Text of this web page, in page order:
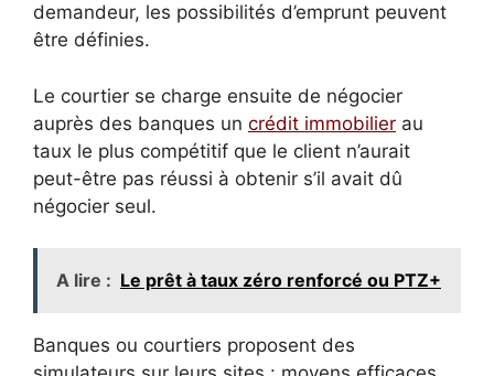
demandeur, les possibilités d’emprunt peuvent
être définies.
Le courtier se charge ensuite de négocier
auprès des banques un crédit immobilier au
taux le plus compétitif que le client n’aurait
peut-être pas réussi à obtenir s’il avait dû
négocier seul.
A lire : Le prêt à taux zéro renforcé ou PTZ+
Banques ou courtiers proposent des